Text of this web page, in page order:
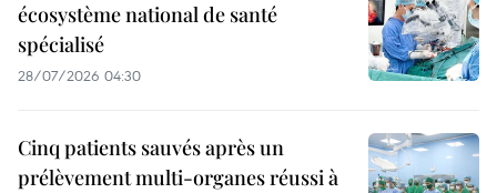
écosystème national de santé
spécialisé
28/07/2026 04:30
Cinq patients sauvés après un
prélèvement multi-organes réussi à